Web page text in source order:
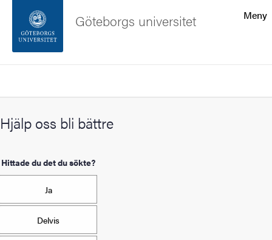
Sidfoten
Om webbplatsen
Meny
Göteborgs universitet
Hjälp oss bli bättre
Hittade du det du sökte?
Ja
Delvis